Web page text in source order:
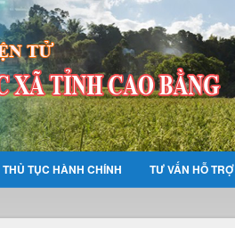
THỦ TỤC HÀNH CHÍNH TƯ VẤN HỖ TRỢ